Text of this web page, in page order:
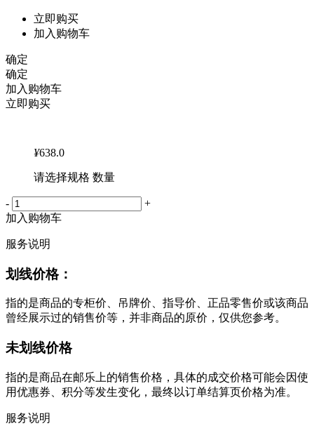
立即购买
加入购物车
确定
确定
加入购物车
立即购买
¥638.0
请选择规格 数量
-
+
加入购物车
服务说明
划线价格：
指的是商品的专柜价、吊牌价、指导价、正品零售价或该商品
曾经展示过的销售价等，并非商品的原价，仅供您参考。
未划线价格
指的是商品在邮乐上的销售价格，具体的成交价格可能会因使
用优惠券、积分等发生变化，最终以订单结算页价格为准。
服务说明